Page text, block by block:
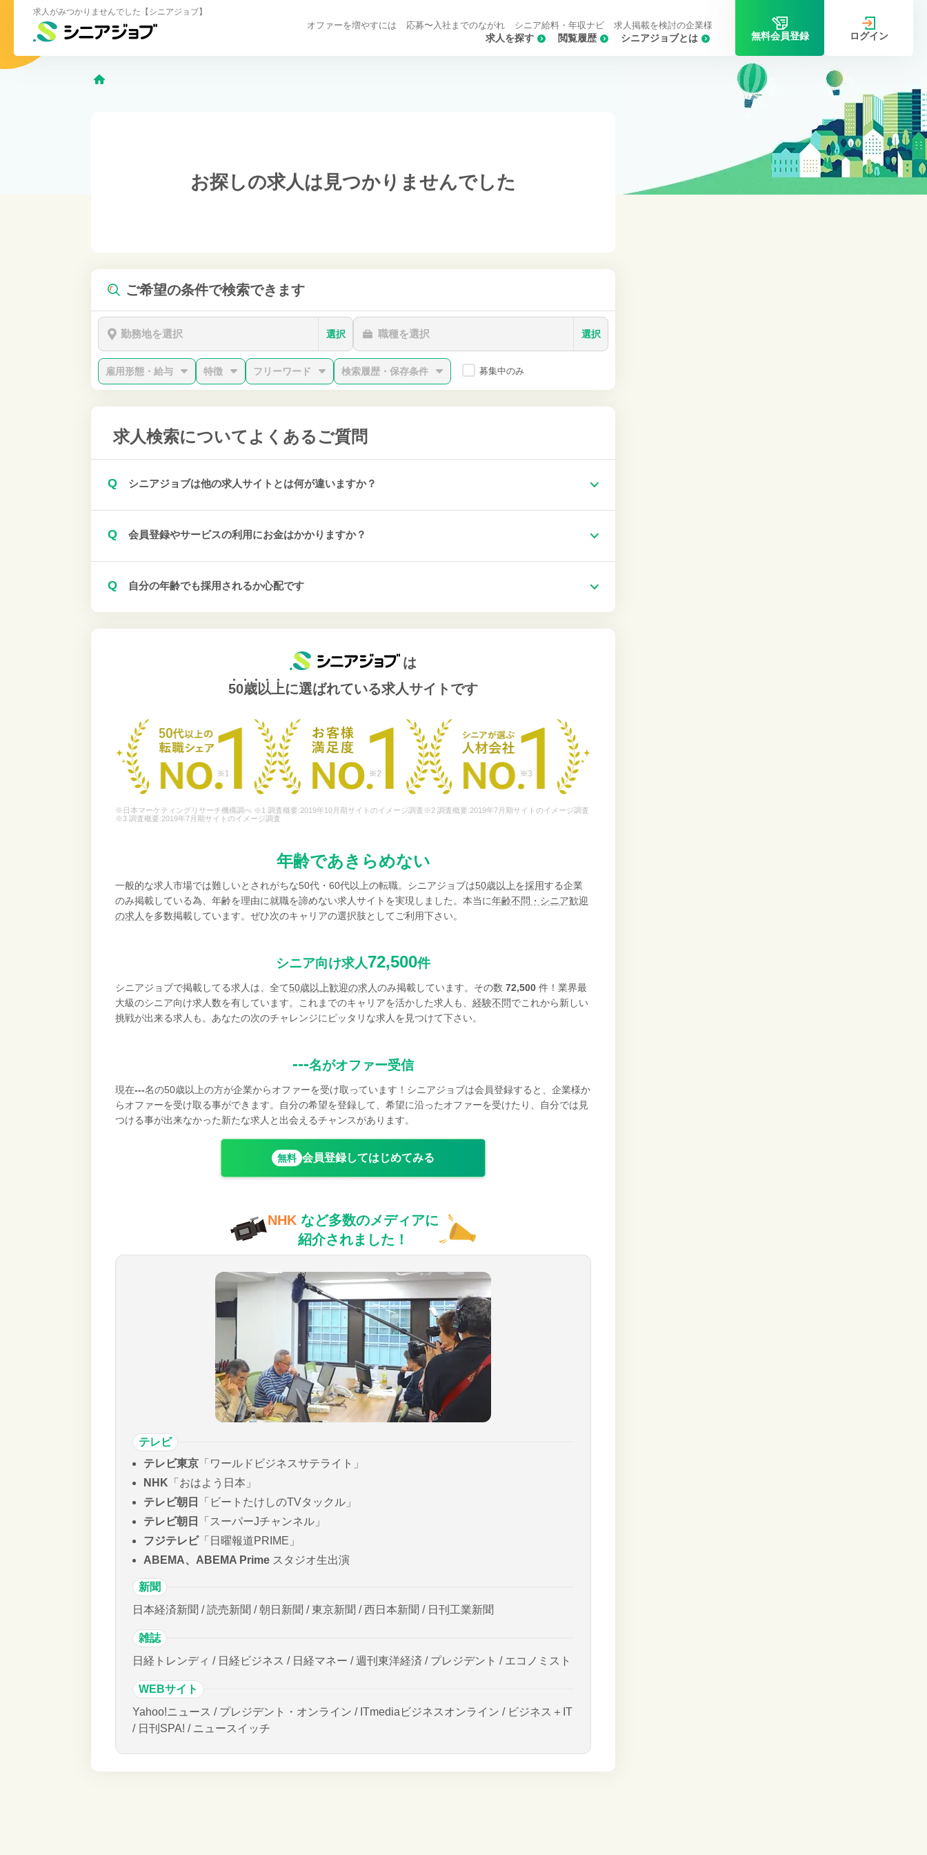
求人がみつかりませんでした【シニアジョブ】
求人を探す シニアジョブとは
閲覧履歴
オファーを増やすには 応募〜入社までのながれ シニア給料・年収ナビ 求人掲載を検討の企業様
無料会員登録 ログイン
お探しの求人は 見つかりませんでした
ご希望の条件で検索できます
勤務地を選択 選択 職種を選択 選択
雇用形態・給与 特徴 フリーワード 検索履歴・保存条件 募集中のみ
求人検索について よくあるご質問
Q シニアジョブは他の求人サイトとは何が違いますか？
Q 会員登録やサービスの利用にお金はかかりますか？
Q 自分の年齢でも採用されるか心配です
は
50歳以上に選ばれている求人サイトです
※日本マーケティングリサーチ機構調べ ※1 調査概要:2019年10月期サイトのイメージ調査※2 調査概要:2019年7月期サイトのイメージ調査
※3 調査概要:2019年7月期サイトのイメージ調査
年齢であきらめない
一般的な求人市場では難しいとされがちな50代・60代以上の転職。シニアジョブは50歳以上を採用する企業
のみ掲載している為、年齢を理由に就職を諦めない求人サイトを実現しました。本当に年齢不問・シニア歓迎
の求人 を多数掲載しています。ぜひ次のキャリアの選択肢としてご利用下さい。
シニア向け求人72,500件
シニアジョブで掲載してる求人は、全て50歳以上歓迎の求人のみ掲載しています。その数 72,500 件！業界最
大級のシニア向け求人数を有しています。これまでのキャリアを活かした求人も、 経験不問でこれから新しい
挑戦が出来る求人も。あなたの次のチャレンジにピッタリな求人を見つけて下さい。
---名がオファー受信
現在---名の50歳以上の方が企業からオファーを受け取っています！シニアジョブは会員登録すると、企業様か
らオファーを受け取る事ができます。自分の希望を登録して、希望に沿ったオファーを受けたり、自分では見
つける事が出来なかった新たな求人と出会えるチャンスがあります。
無料 会員登録してはじめてみる
NHK など多数のメディアに
紹介されました！
テレビ
テレビ東京 「ワールドビジネスサテライト」
NHK 「おはよう日本」
テレビ朝日
「ビートたけしのTVタックル」
テレビ朝日
「スーパーJチャンネル」
フジテレビ「日曜報道PRIME」
ABEMA、ABEMA Prime スタジオ生出演
新聞
日本経済新聞 / 読売新聞 / 朝日新聞 / 東京新聞 / 西日本新聞 / 日刊工業新聞
雑誌
日経トレンディ / 日経ビジネス / 日経マネー / 週刊東洋経済 / プレジデント / エコノミスト
WEBサイト
Yahoo!ニュース / プレジデント・オンライン / ITmediaビジネスオンライン / ビジネス＋IT
/ 日刊SPA! / ニュースイッチ